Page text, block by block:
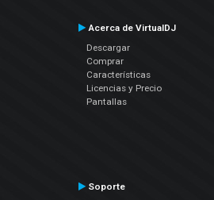
Acerca de VirtualDJ
Descargar
Comprar
Características
Licencias y Precio
Pantallas
Soporte